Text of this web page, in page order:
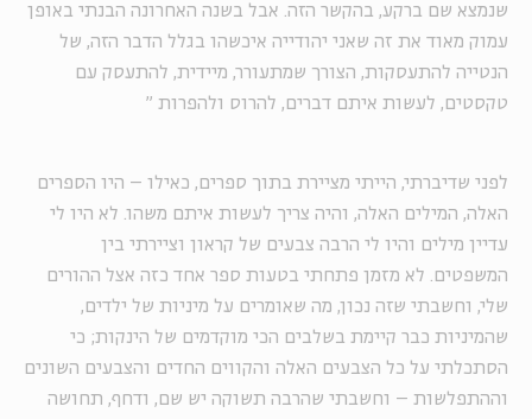
שנמצא שם ברקע, בהקשר הזה. אבל בשנה האחרונה הבנתי באופן
עמוק מאוד את זה שאני יהודייה איכשהו בגלל הדבר הזה, של
הנטייה להתעסקות, הצורך שמתעורר, מיידית, להתעסק עם
טקסטים, לעשות איתם דברים, להרוס ולהפרות "
לפני שדיברתי, הייתי מציירת בתוך ספרים, כאילו – היו הספרים
האלה, המילים האלה, והיה צריך לעשות איתם משהו. לא היו לי
עדיין מילים והיו לי הרבה צבעים של קראון וציירתי בין
המשפטים. לא מזמן פתחתי בטעות ספר אחד כזה אצל ההורים
שלי, וחשבתי שזה נכון, מה שאומרים על מיניות של ילדים,
שהמיניות כבר קיימת בשלבים הכי מוקדמים של הינקות; כי
הסתכלתי על כל הצבעים האלה והקווים החדים והצבעים השונים
וההתפלשות – וחשבתי שהרבה תשוקה יש שם, ודחף, תחושה